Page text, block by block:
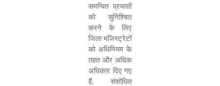
समन्वित प्रयासों
को सुनिश्चित
करने के लिए
जिला मजिस्ट्रेटों
को अधिनियम के
तहत और अधिक
अधिकार दिए गए
हैं. संशोधित